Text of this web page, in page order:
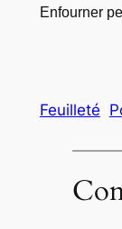
Enfourner
Feuilleté